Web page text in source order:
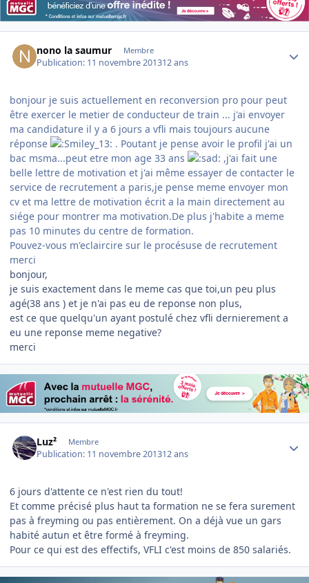
nono la saumur Membre
Publication: 11 novembre 201312 ans
bonjour je suis actuellement en reconversion pro pour peut
être exercer le metier de conducteur de train ... j'ai envoyer
ma candidature il y a 6 jours a vfli mais toujours aucune
réponse
. Poutant je pense avoir le profil j'ai un
bac msma...peut etre mon age 33 ans
,j'ai fait une
belle lettre de motivation et j'ai même essayer de contacter le
service de recrutement a paris,je pense meme envoyer mon
cv et ma lettre de motivation écrit a la main directement au
siége pour montrer ma motivation.De plus j'habite a meme
pas 10 minutes du centre de formation.
Pouvez-vous m'eclaircire sur le procésuse de recrutement
merci
bonjour,
je suis exactement dans le meme cas que toi,un peu plus
agé(38 ans ) et je n'ai pas eu de reponse non plus,
est ce que quelqu'un ayant postulé chez vfli dernierement a
eu une reponse meme negative?
merci
Luz² Membre
Publication: 11 novembre 201312 ans
6 jours d'attente ce n'est rien du tout!
Et comme précisé plus haut ta formation ne se fera surement
pas à freyming ou pas entièrement. On a déjà vue un gars
habité autun et être formé à freyming.
Pour ce qui est des effectifs, VFLI c'est moins de 850 salariés.